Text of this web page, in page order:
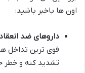
اون ها باخبر باشید:
داروهای ضد
قوی ترین تداخل
تشدید کنه و خطر